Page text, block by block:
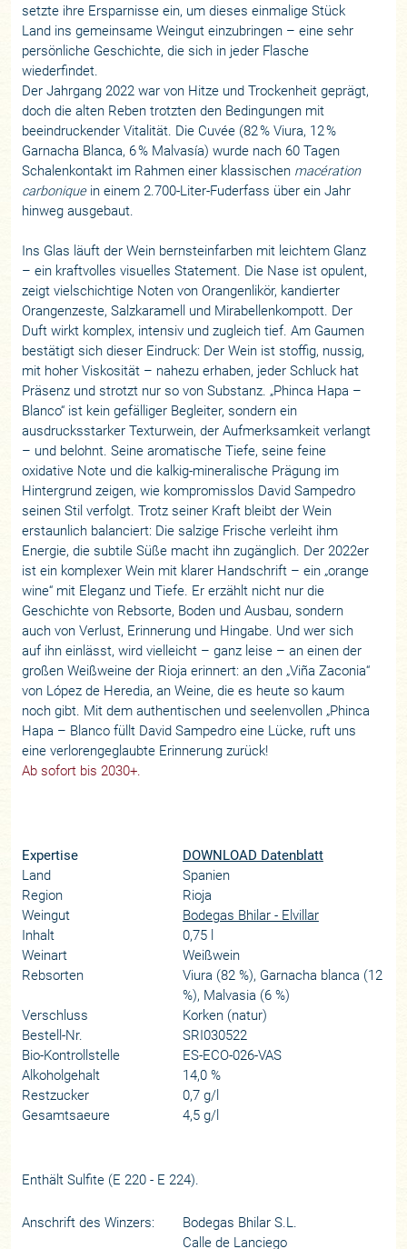
setzte ihre Ersparnisse ein, um dieses einmalige Stück
Land ins gemeinsame Weingut einzubringen – eine sehr
persönliche Geschichte, die sich in jeder Flasche
wiederfindet.
Der Jahrgang 2022 war von Hitze und Trockenheit geprägt,
doch die alten Reben trotzten den Bedingungen mit
beeindruckender Vitalität. Die Cuvée (82 % Viura, 12 %
Garnacha Blanca, 6 % Malvasía) wurde nach 60 Tagen
Schalenkontakt im Rahmen einer klassischen macération
carboniquein einem 2.700-Liter-Fuderfass über ein Jahr
hinweg ausgebaut.
Ins Glas läuft der Wein bernsteinfarben mit leichtem Glanz
– ein kraftvolles visuelles Statement. Die Nase ist opulent,
zeigt vielschichtige Noten von Orangenlikör, kandierter
Orangenzeste, Salzkaramell und Mirabellenkompott. Der
Duft wirkt komplex, intensiv und zugleich tief. Am Gaumen
bestätigt sich dieser Eindruck: Der Wein ist stoffig, nussig,
mit hoher Viskosität – nahezu erhaben, jeder Schluck hat
Präsenz und strotzt nur so von Substanz. „Phinca Hapa –
Blanco“ ist kein gefälliger Begleiter, sondern ein
ausdrucksstarker Texturwein, der Aufmerksamkeit verlangt
– und belohnt. Seine aromatische Tiefe, seine feine
oxidative Note und die kalkig-mineralische Prägung im
Hintergrund zeigen, wie kompromisslos David Sampedro
seinen Stil verfolgt. Trotz seiner Kraft bleibt der Wein
erstaunlich balanciert: Die salzige Frische verleiht ihm
Energie, die subtile Süße macht ihn zugänglich. Der 2022er
ist ein komplexer Wein mit klarer Handschrift – ein „orange
wine“ mit Eleganz und Tiefe. Er erzählt nicht nur die
Geschichte von Rebsorte, Boden und Ausbau, sondern
auch von Verlust, Erinnerung und Hingabe. Und wer sich
auf ihn einlässt, wird vielleicht – ganz leise – an einen der
großen Weißweine der Rioja erinnert: an den „Viña Zaconia“
von López de Heredia, an Weine, die es heute so kaum
noch gibt. Mit dem authentischen und seelenvollen „Phinca
Hapa – Blanco füllt David Sampedro eine Lücke, ruft uns
eine verlorengeglaubte Erinnerung zurück!
Ab sofort bis 2030+.
Expertise
DOWNLOAD Datenblatt
Land
Spanien
Region
Rioja
Weingut
Bodegas Bhilar - Elvillar
Inhalt
0,75 l
Weinart
Weißwein
Rebsorten
Viura (82 %), Garnacha blanca (12
%), Malvasia (6 %)
Verschluss
Korken (natur)
Bestell-Nr.
SRI030522
Bio-Kontrollstelle
ES-ECO-026-VAS
Alkoholgehalt
14,0 %
Restzucker
0,7 g/l
Gesamtsaeure
4,5 g/l
Enthält Sulfite (E 220 - E 224).
Anschrift des Winzers:
Bodegas Bhilar S.L.
Calle de Lanciego